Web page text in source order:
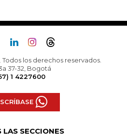
Todos los derechos reservados.
37-32, Bogotá
1 4227600
LAS SECCIONES